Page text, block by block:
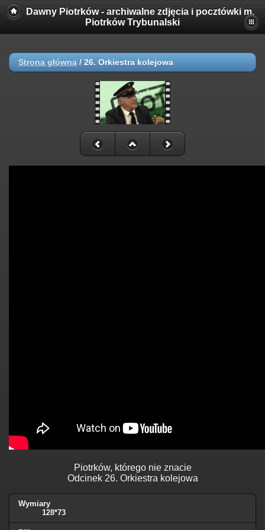
Dawny Piotrków - archiwalne zdjęcia i pocztówki m.
Piotrków Trybunalski
Strona główna / 26. Orkiestra kolejowa
Piotrków, którego nie znacie
Odcinek 26. Orkiestra kolejowa
Wymiary
128*73